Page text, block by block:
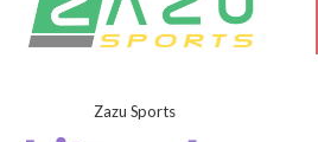
Zazu Sports